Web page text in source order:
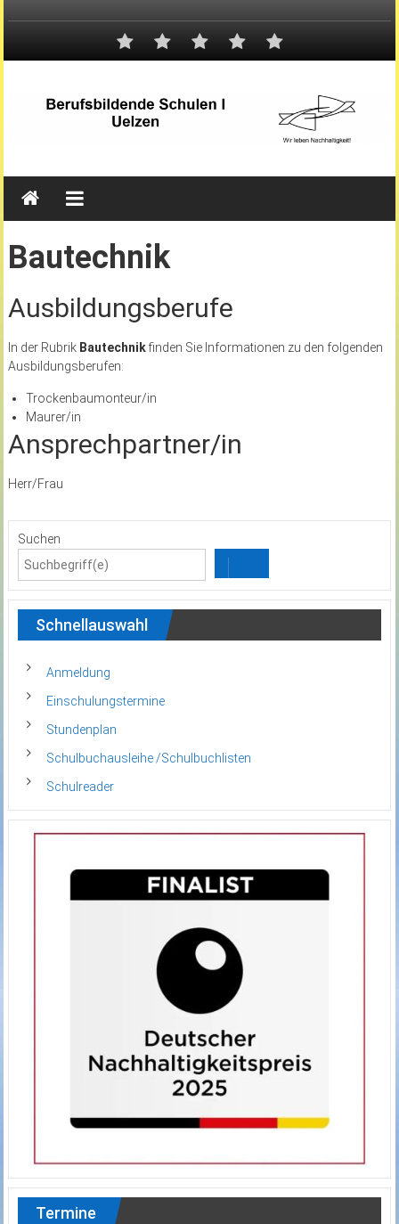
Bautechnik
Ausbildungsberufe
In der Rubrik Bautechnikfinden Sie Informationen zu den folgenden
Ausbildungsberufen:
Trockenbaumonteur/in
Maurer/in
Ansprechpartner/in
Herr/Frau
Suchen
Schnellauswahl
Anmeldung
Einschulungstermine
Stundenplan
Schulbuchausleihe /Schulbuchlisten
Schulreader
Termine